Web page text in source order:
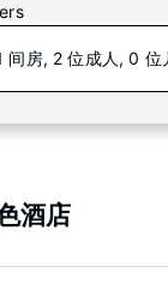
间房, 2 位成人, 0 位
酒店